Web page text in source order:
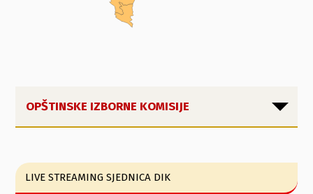
OPŠTINSKE IZBORNE KOMISIJE
LIVE STREAMING SJEDNICA DIK